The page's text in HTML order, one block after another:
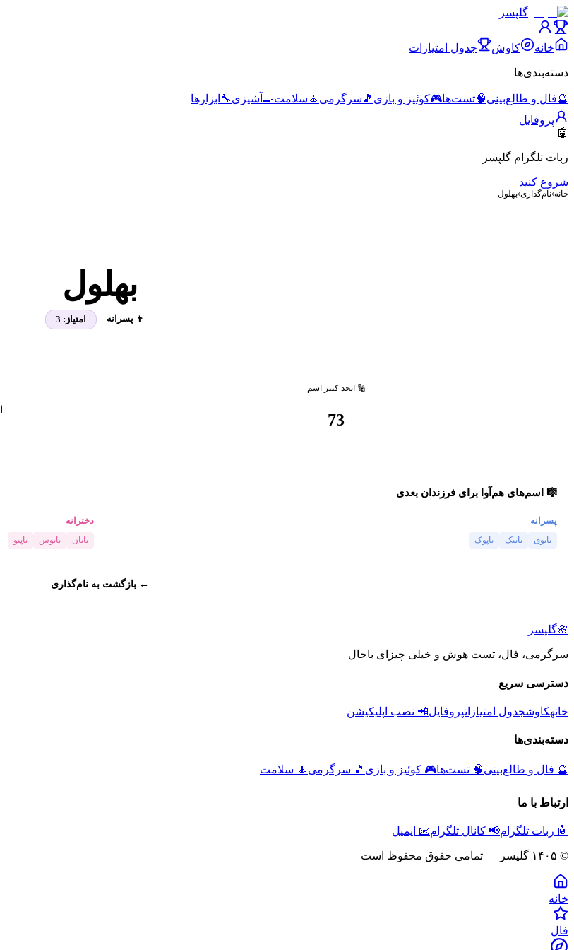
گلپسر
خانه کاوش جدول امتیازات
دسته‌بندی‌ها
🔮فال و طالع‌بینی🧠تست‌ها🎮کوئیز و بازی 🎵 سرگرمی 🧘 سلامت🍳 آشپزی🔧 ابزارها
پروفایل
🤖
ربات تلگرام گلپسر
شروع کنید
خانه›نام‌گذاری›بهلول
بهلول
👦 پسرانه امتیاز: 3
🔢 ابجد کبیر اسم
73
🎼 اسم‌های هم‌آوا برای فرزندان بعدی
پسرانه
بابوی بابیک باپوک
دخترانه
بابان بابوس باپیو
← بازگشت به نام‌گذاری
🌸گلپسر
سرگرمی، فال، تست هوش و خیلی چیزای باحال
دسترسی سریع
خانهکاوشجدول امتیازاتپروفایل📲 نصب اپلیکیشن
دسته‌بندی‌ها
🔮 فال و طالع‌بینی🧠 تست‌ها🎮 کوئیز و بازی 🎵 سرگرمی 🧘 سلامت
ارتباط با ما
🤖 ربات تلگرام📢 کانال تلگرام📧 ایمیل
© ۱۴۰۵ گلپسر — تمامی حقوق محفوظ است
خانه
فال